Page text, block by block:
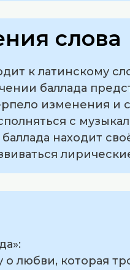
слова
к латинскому
баллада
изменения и
с
находит
любви, которая